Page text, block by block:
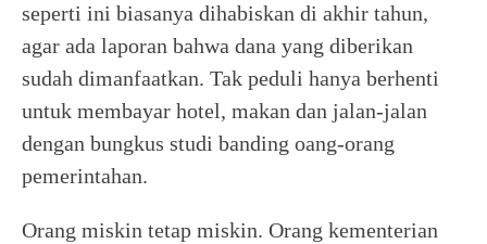
seperti ini biasanya dihabiskan di akhir tahun,
agar ada laporan bahwa dana yang diberikan
sudah dimanfaatkan. Tak peduli hanya berhenti
untuk membayar hotel, makan dan jalan-jalan
dengan bungkus studi banding oang-orang
pemerintahan.
Orang miskin tetap miskin. Orang kementerian